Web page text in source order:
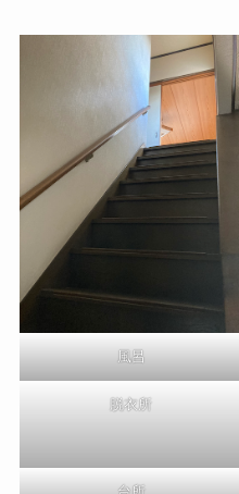
風呂
脱衣所